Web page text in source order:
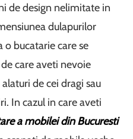
de design nelimitate in
dulapurilor
o bucatarie care se
care aveti nevoie
de cei dragi sau
In cazul in care aveti
a mobilei din Bucuresti